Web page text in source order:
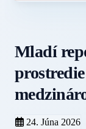
Mladí
24. Júna 2026